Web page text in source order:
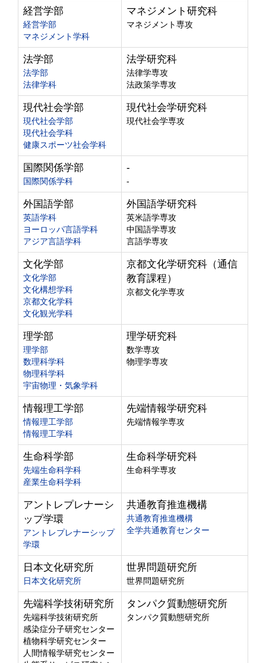
経営学部
経営学部
マネジメント学科
マネジメント研究科
マネジメント専攻
法学部
法学部
法律学科
法学研究科
法律学専攻
法政策学専攻
現代社会学部
現代社会学部
現代社会学科
健康スポーツ社会学科
現代社会学研究科
現代社会学専攻
国際関係学部
国際関係学科
-
-
外国語学部
英語学科
ヨーロッパ言語学科
アジア言語学科
外国語学研究科
英米語学専攻
中国語学専攻
言語学専攻
文化学部
文化学部
文化構想学科
京都文化学科
文化観光学科
京都文化学研究科（通信
教育課程）
京都文化学専攻
理学部
理学部
数理科学科
物理科学科
宇宙物理・気象学科
理学研究科
数学専攻
物理学専攻
情報理工学部
情報理工学部
情報理工学科
先端情報学研究科
先端情報学専攻
生命科学部
先端生命科学科
産業生命科学科
生命科学研究科
生命科学専攻
アントレプレナーシ
ップ学環
アントレプレナーシップ
学環
共通教育推進機構
共通教育推進機構
全学共通教育センター
日本文化研究所
日本文化研究所
世界問題研究所
世界問題研究所
先端科学技術研究所
先端科学技術研究所
感染症分子研究センター
植物科学研究センター
人間情報学研究センター
タンパク質動態研究所
タンパク質動態研究所